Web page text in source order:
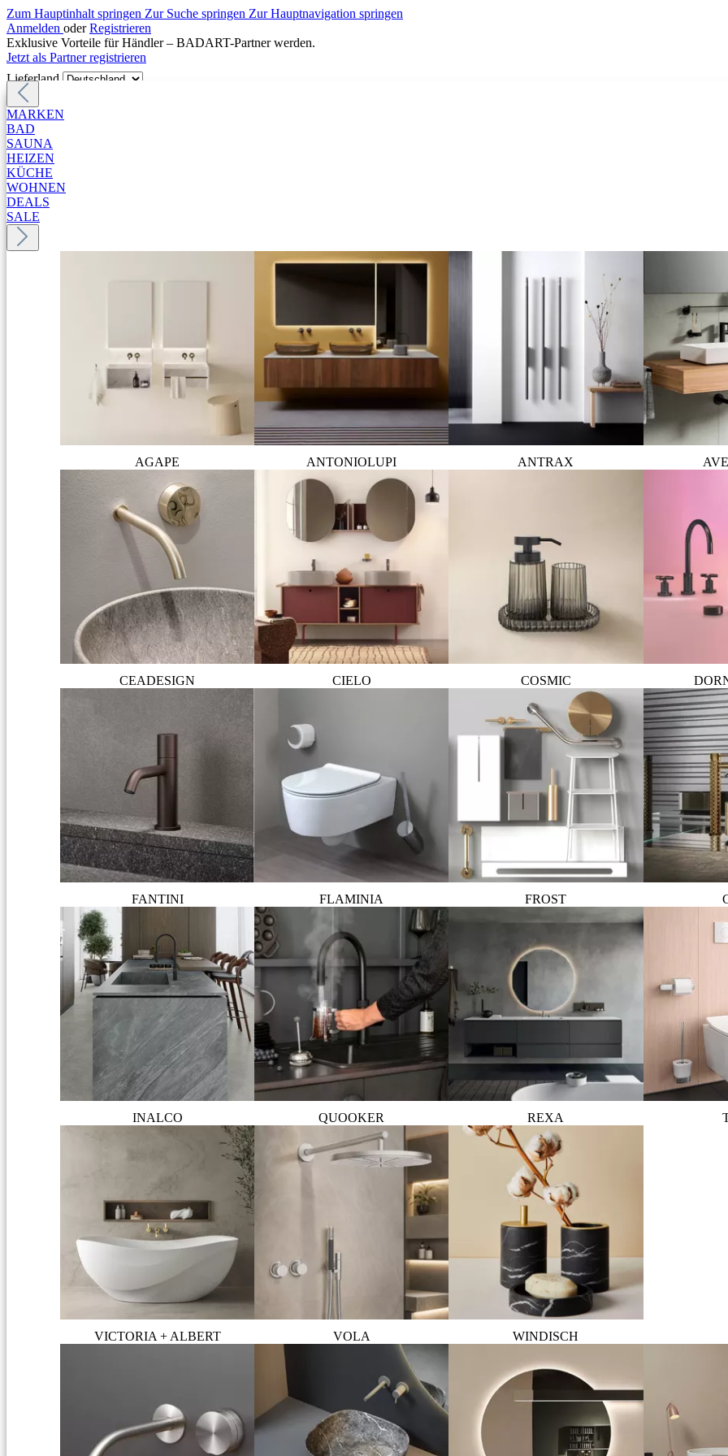
Zum Hauptinhalt springen Zur Suche springen Zur Hauptnavigation springen
Anmelden oder Registrieren
Exklusive Vorteile für Händler – BADART-Partner werden.
Jetzt als Partner registrieren
Lieferland
MARKEN
BAD
SAUNA
HEIZEN
KÜCHE
WOHNEN
DEALS
SALE
AGAPE ANTONIOLUPI ANTRAX
CEADESIGN CIELO COSMIC
FANTINI FLAMINIA FROST
INALCO QUOOKER REXA
VICTORIA + ALBERT VOLA WINDISCH